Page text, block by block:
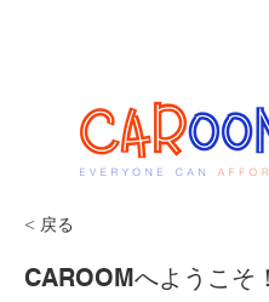
< 戻る
CAROOMへようこそ！